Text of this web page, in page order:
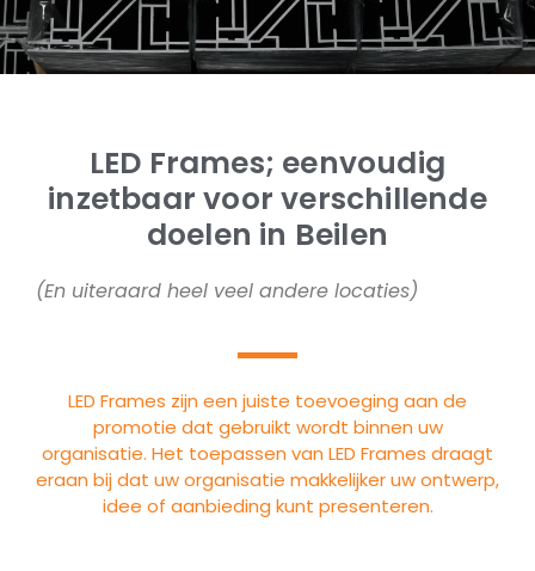
LED Frames; eenvoudig
inzetbaar voor verschillende
doelen in Beilen
(En uiteraard heel veel andere locaties)
LED Frames zijn een juiste toevoeging aan de
promotie dat gebruikt wordt binnen uw
organisatie. Het toepassen van LED Frames draagt
eraan bij dat uw organisatie makkelijker uw ontwerp,
idee of aanbieding kunt presenteren.